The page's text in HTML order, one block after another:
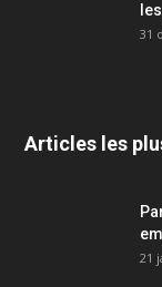
31
Articles les
21